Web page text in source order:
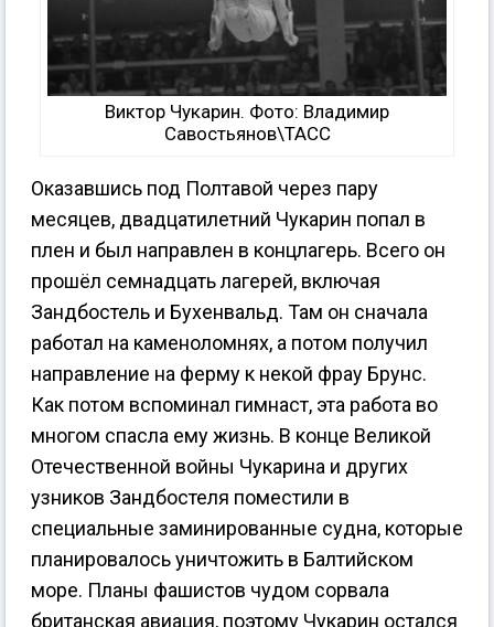
Виктор Чукарин. Фото: Владимир
Савостьянов\ТАСС
Оказавшись под Полтавой через пару
месяцев, двадцатилетний Чукарин попал в
плен и был направлен в концлагерь. Всего он
прошёл семнадцать лагерей, включая
Зандбостель и Бухенвальд. Там он сначала
работал на каменоломнях, а потом получил
направление на ферму к некой фрау Брунс.
Как потом вспоминал гимнаст, эта работа во
многом спасла ему жизнь. В конце Великой
Отечественной войны Чукарина и других
узников Зандбостеля поместили в
специальные заминированные судна, которые
планировалось уничтожить в Балтийском
море. Планы фашистов чудом сорвала
британская авиация, поэтому Чукарин остался